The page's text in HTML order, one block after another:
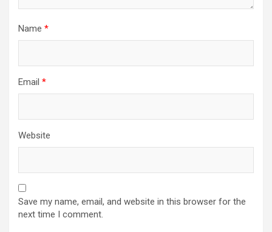
Name *
Email *
Website
Save my name, email, and website in this browser for the
next time I comment.